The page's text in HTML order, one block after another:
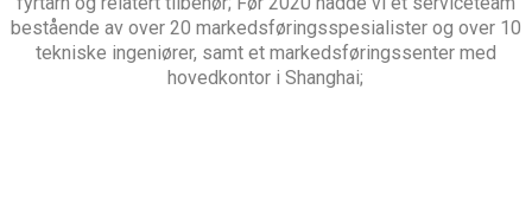
bestående av over 20 markedsføringsspesialister og over 10
tekniske ingeniører, samt et markedsføringssenter med
hovedkontor i Shanghai;